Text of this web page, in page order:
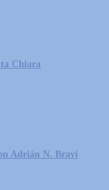
Chiara
Adrián N. Bravi